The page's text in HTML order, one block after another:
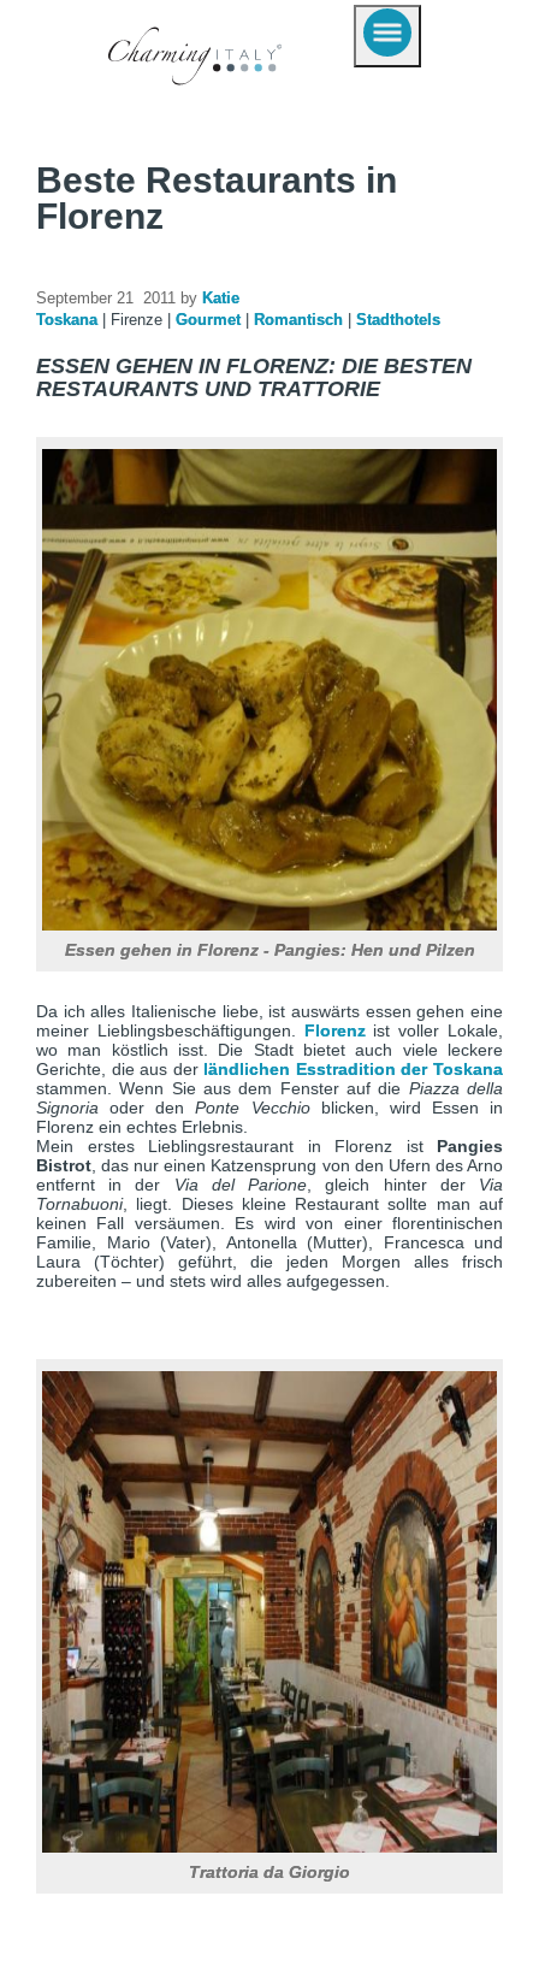
Beste Restaurants in
Florenz
September 21 2011 by Katie
Toskana
Firenze Gourmet Romantisch Stadthotels
ESSEN GEHEN IN FLORENZ: DIE BESTEN
RESTAURANTS UND TRATTORIE
Essen gehen in Florenz - Pangies: Hen und Pilzen
Da ich alles Italienische liebe, ist auswärts essen gehen eine
meiner Lieblingsbeschäftigungen. Florenzist voller Lokale,
wo man köstlich isst. Die Stadt bietet auch viele leckere
Gerichte, die aus der ländlichen Esstradition der Toskana
stammen. Wenn Sie aus dem Fenster auf die Piazza della
Signoria oder denPonte Vecchioblicken, wird Essen in
Florenz ein echtes Erlebnis.
Mein erstes Lieblingsrestaurant in Florenz ist Pangies
Bistrot , das nur einen Katzensprung von den Ufern des Arno
entfernt in der Via del Parione , gleich hinter der Via
Tornabuoni, liegt. Dieses kleine Restaurant sollte man auf
keinen Fall versäumen. Es wird von einer florentinischen
Familie, Mario (Vater), Antonella (Mutter), Francesca und
Laura (Töchter) geführt, die jeden Morgen alles frisch
zubereiten – und stets wird alles aufgegessen.
Trattoria da Giorgio